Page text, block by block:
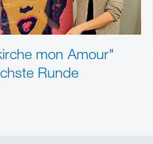
mon Amour"
Runde